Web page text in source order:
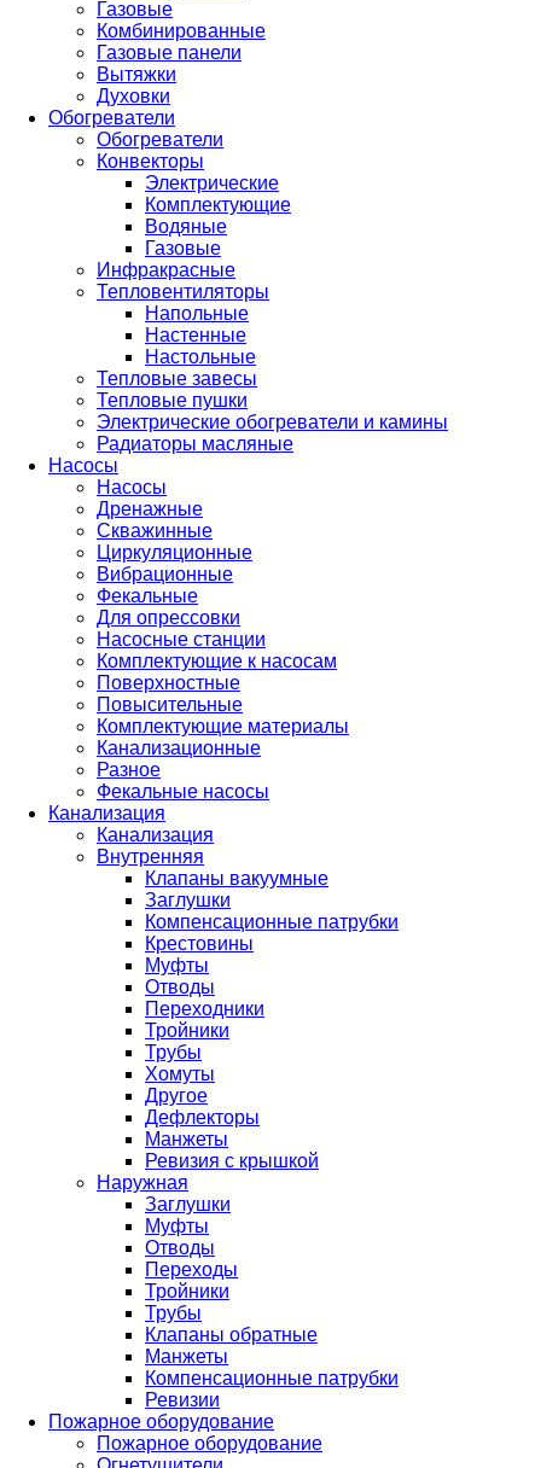
Газовые
Комбинированные
Газовые панели
Вытяжки
Духовки
Обогреватели
Обогреватели
Конвекторы
Электрические
Комплектующие
Водяные
Газовые
Инфракрасные
Тепловентиляторы
Напольные
Настенные
Настольные
Тепловые завесы
Тепловые пушки
Электрические обогреватели и камины
Радиаторы масляные
Насосы
Насосы
Дренажные
Скважинные
Циркуляционные
Вибрационные
Фекальные
Для опрессовки
Насосные станции
Комплектующие к насосам
Поверхностные
Повысительные
Комплектующие материалы
Канализационные
Разное
Фекальные насосы
Канализация
Канализация
Внутренняя
Клапаны вакуумные
Заглушки
Компенсационные патрубки
Крестовины
Муфты
Отводы
Переходники
Тройники
Трубы
Хомуты
Другое
Дефлекторы
Манжеты
Ревизия с крышкой
Наружная
Заглушки
Муфты
Отводы
Переходы
Тройники
Трубы
Клапаны обратные
Манжеты
Компенсационные патрубки
Ревизии
Пожарное оборудование
Пожарное оборудование